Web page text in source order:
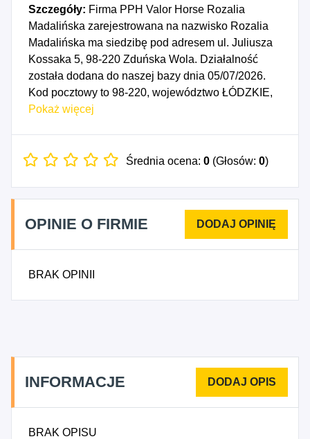
Szczegóły: Firma PPH Valor Horse Rozalia
Madalińska zarejestrowana na nazwisko Rozalia
Madalińska ma siedzibę pod adresem ul. Juliusza
Kossaka 5, 98-220 Zduńska Wola. Działalność
została dodana do naszej bazy dnia 05/07/2026.
Kod pocztowy to 98-220, województwo ŁÓDZKIE,
powiat zduńskowolski. Numer Identyfikacji
Rozalia Madalińska to 544997928. Data
- Wykończanie wyrobów włókienniczych, 4642Z -
Sprzedaż hurtowa odzieży i obuwia, 4649Z -
Sprzedaż hurtowa pozostałych artykułów użytku
dźwiękowych i audiowizualnych prowadzona w
i dodatków do odzieży, gdzie indziej
niesklasyfikowana.
Pokaż więcej
Średnia ocena: 0 (Głosów: 0)
OPINIE O FIRMIE
BRAK OPINII
INFORMACJE
BRAK OPISU